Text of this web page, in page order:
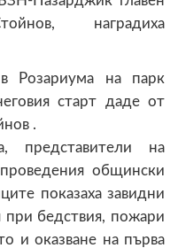
наградиха
Розариума на парк
старт даде от
.
представители на
общински
показаха завидни
при бедствия, пожари
и оказване на първа